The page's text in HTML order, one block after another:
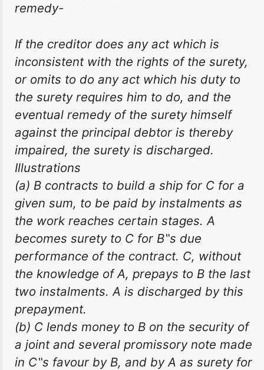
remedy-
If the creditor does any act which is
inconsistent with the rights of the surety,
or omits to do any act which his duty to
the surety requires him to do, and the
eventual remedy of the surety himself
against the principal debtor is thereby
impaired, the surety is discharged.
Illustrations
(a) B contracts to build a ship for C for a
given sum, to be paid by instalments as
the work reaches certain stages. A
becomes surety to C for B‟s due
performance of the contract. C, without
the knowledge of A, prepays to B the last
two instalments. A is discharged by this
prepayment.
(b) C lends money to B on the security of
a joint and several promissory note made
in C‟s favour by B, and by A as surety for